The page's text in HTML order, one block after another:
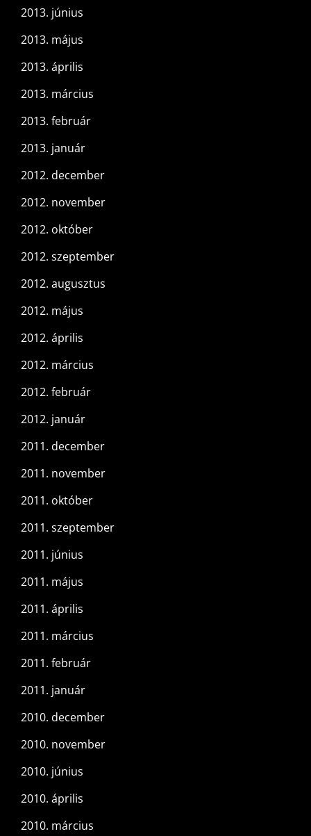
2013. június
2013. május
2013. április
2013. március
2013. február
2013. január
2012. december
2012. november
2012. október
2012. szeptember
2012. augusztus
2012. május
2012. április
2012. március
2012. február
2012. január
2011. december
2011. november
2011. október
2011. szeptember
2011. június
2011. május
2011. április
2011. március
2011. február
2011. január
2010. december
2010. november
2010. június
2010. április
2010. március